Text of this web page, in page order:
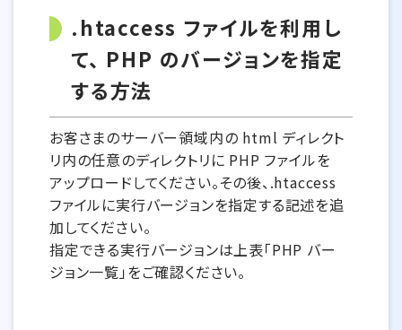
.htaccess ファイルを利用し
て、 PHP のバージョンを指定
する方法
お客さまのサーバー領域内の html ディレクト
リ内の任意のディレクトリに PHP ファイルを
アップロードしてください。その後、.htaccess
ファイルに実行バージョンを指定する記述を追
加してください。
指定できる実行バージョンは上表「PHP バー
ジョン一覧」をご確認ください。